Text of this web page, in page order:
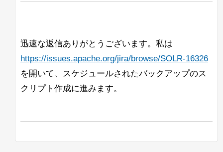
迅速な返信ありがとうございます。私は
https://issues.apache.org/jira/browse/SOLR-16326
を開いて、スケジュールされたバックアップのス
クリプト作成に進みます。